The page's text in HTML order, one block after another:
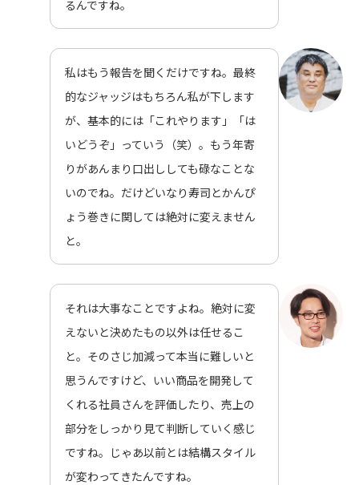
るんですね。
私はもう報告を聞くだけですね。最終
的なジャッジはもちろん私が下します
が、基本的には「これやります」「は
いどうぞ」っていう（笑）。もう年寄
りがあんまり口出ししても碌なことな
いのでね。だけどいなり寿司とかんぴ
ょう巻きに関しては絶対に変えません
と。
それは大事なことですよね。絶対に変
えないと決めたもの以外は任せるこ
と。そのさじ加減って本当に難しいと
思うんですけど、いい商品を開発して
くれる社員さんを評価したり、売上の
部分をしっかり見て判断していく感じ
ですね。じゃあ以前とは結構スタイル
が変わってきたんですね。